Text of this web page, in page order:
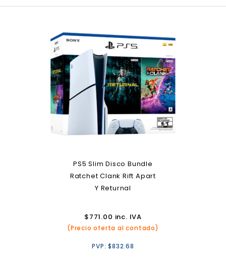
PS5 Slim Disco Bundle
Ratchet Clank Rift Apart
Y Returnal
$771.00 inc. IVA
(Precio oferta al contado)
PVP:$832.68